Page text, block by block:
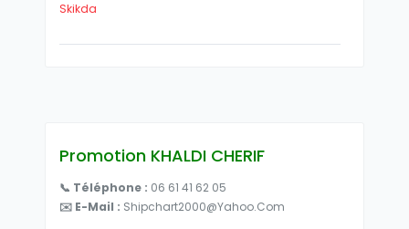
Skikda
Promotion KHALDI CHERIF
📞 Téléphone : 06 61 41 62 05
✉️ E-Mail : Shipchart2000@yahoo.com